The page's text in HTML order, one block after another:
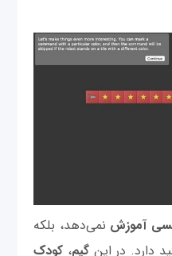
آموزش نمی‌دهد، بلکه
دارد. در این گیم، کودک